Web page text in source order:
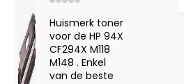
Huismerk toner
voor de HP 94X
CF294X M118
M148 . Enkel
van de beste